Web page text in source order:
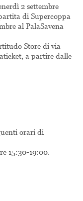
2 settembre
di Supercoppa
al PalaSavena
Store di via
a partire dalle
orari di
15:30-19:00.